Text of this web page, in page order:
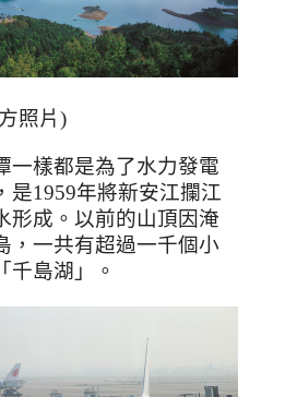
照片)
一樣都是為了水力發電
是1959年將新安江攔江
形成。以前的山頂因淹
，一共有超過一千個小
千島湖」。